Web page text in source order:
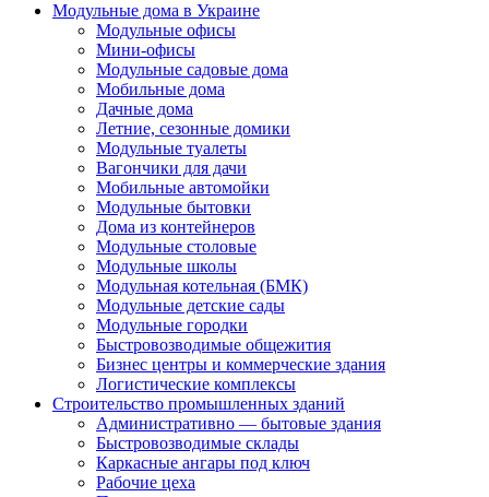
Модульные дома в Украине
Модульные офисы
Мини-офисы
Модульные садовые дома
Мобильные дома
Дачные дома
Летние, сезонные домики
Модульные туалеты
Вагончики для дачи
Мобильные автомойки
Модульные бытовки
Дома из контейнеров
Модульные столовые
Модульные школы
Модульная котельная (БМК)
Модульные детские сады
Модульные городки
Быстровозводимые общежития
Бизнес центры и коммерческие здания
Логистические комплексы
Строительство промышленных зданий
Административно — бытовые здания
Быстровозводимые склады
Каркасные ангары под ключ
Рабочие цеха